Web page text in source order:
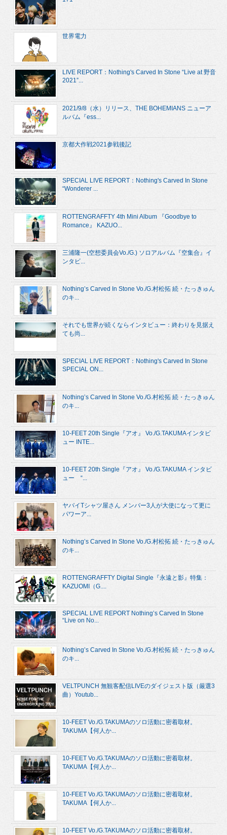
世界電力
LIVE REPORT：Nothing's Carved In Stone “Live at 野音
2021”...
2021/9/8（水）リリース、THE BOHEMIANS ニューア
ルバム『ess...
京都大作戦2021参戦後記
SPECIAL LIVE REPORT：Nothing's Carved In Stone
“Wonderer ...
ROTTENGRAFFTY 4th Mini Album 『Goodbye to
Romance』 KAZUO...
三浦隆一(空想委員会Vo./G.) ソロアルバム『空集合』イ
ンタビ...
Nothing’s Carved In Stone Vo./G.村松拓 続・たっきゅん
のキ...
それでも世界が続くならインタビュー：終わりを見据え
ても尚...
SPECIAL LIVE REPORT：Nothing's Carved In Stone
SPECIAL ON...
Nothing’s Carved In Stone Vo./G.村松拓 続・たっきゅん
のキ...
10-FEET 20th Single『アオ』 Vo./G.TAKUMAインタビ
ュー INTE...
10-FEET 20th Single『アオ』 Vo./G.TAKUMA インタビ
ュー “...
ヤバイTシャツ屋さん メンバー3人が大使になって更に
パワーア...
Nothing’s Carved In Stone Vo./G.村松拓 続・たっきゅん
のキ...
ROTTENGRAFFTY Digital Single『永遠と影』特集：
KAZUOMI（G....
SPECIAL LIVE REPORT Nothing’s Carved In Stone
“Live on No...
Nothing’s Carved In Stone Vo./G.村松拓 続・たっきゅん
のキ...
VELTPUNCH 無観客配信LIVEのダイジェスト版（厳選3
曲）Youtub...
10-FEET Vo./G.TAKUMAのソロ活動に密着取材。
TAKUMA【何人か...
10-FEET Vo./G.TAKUMAのソロ活動に密着取材。
TAKUMA【何人か...
10-FEET Vo./G.TAKUMAのソロ活動に密着取材。
TAKUMA【何人か...
10-FEET Vo./G.TAKUMAのソロ活動に密着取材。